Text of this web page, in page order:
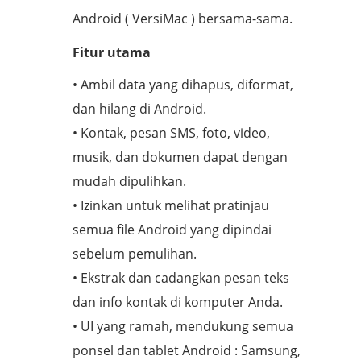
Android ( VersiMac ) bersama-sama.
Fitur utama
• Ambil data yang dihapus, diformat,
dan hilang di Android.
• Kontak, pesan SMS, foto, video,
musik, dan dokumen dapat dengan
mudah dipulihkan.
• Izinkan untuk melihat pratinjau
semua file Android yang dipindai
sebelum pemulihan.
• Ekstrak dan cadangkan pesan teks
dan info kontak di komputer Anda.
• UI yang ramah, mendukung semua
ponsel dan tablet Android : Samsung,